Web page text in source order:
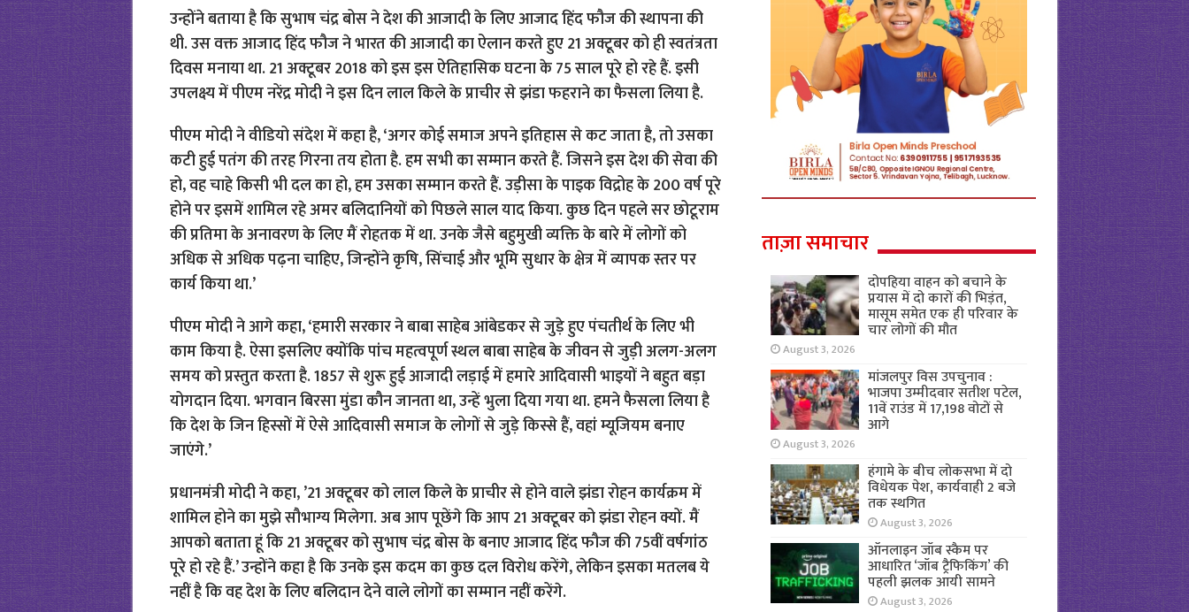
उन्होंने बताया है कि सुभाष चंद्र बोस ने देश की आजादी के लिए आजाद हिंद फौज की स्थापना की
थी. उस वक्त आजाद हिंद फौज ने भारत की आजादी का ऐलान करते हुए 21 अक्टूबर को ही स्वतंत्रता
दिवस मनाया था. 21 अक्टूबर 2018 को इस इस ऐतिहासिक घटना के 75 साल पूरे हो रहे हैं. इसी
उपलक्ष्य में पीएम नरेंद्र मोदी ने इस दिन लाल किले के प्राचीर से झंडा फहराने का फैसला लिया है.
पीएम मोदी ने वीडियो संदेश में कहा है, ‘अगर कोई समाज अपने इतिहास से कट जाता है, तो उसका
कटी हुई पतंग की तरह गिरना तय होता है. हम सभी का सम्मान करते हैं. जिसने इस देश की सेवा की
हो, वह चाहे किसी भी दल का हो, हम उसका सम्मान करते हैं. उड़ीसा के पाइक विद्रोह के 200 वर्ष पूरे
होने पर इसमें शामिल रहे अमर बलिदानियों को पिछले साल याद किया. कुछ दिन पहले सर छोटूराम
की प्रतिमा के अनावरण के लिए मैं रोहतक में था. उनके जैसे बहुमुखी व्यक्ति के बारे में लोगों को
अधिक से अधिक पढ़ना चाहिए, जिन्होंने कृषि, सिंचाई और भूमि सुधार के क्षेत्र में व्यापक स्तर पर
कार्य किया था.’
पीएम मोदी ने आगे कहा, ‘हमारी सरकार ने बाबा साहेब आंबेडकर से जुड़े हुए पंचतीर्थ के लिए भी
काम किया है. ऐसा इसलिए क्योंकि पांच महत्वपूर्ण स्थल बाबा साहेब के जीवन से जुड़ी अलग-अलग
समय को प्रस्तुत करता है. 1857 से शुरू हुई आजादी लड़ाई में हमारे आदिवासी भाइयों ने बहुत बड़ा
योगदान दिया. भगवान बिरसा मुंडा कौन जानता था, उन्हें भुला दिया गया था. हमने फैसला लिया है
कि देश के जिन हिस्सों में ऐसे आदिवासी समाज के लोगों से जुड़े किस्से हैं, वहां म्यूजियम बनाए
जाएंगे.’
प्रधानमंत्री मोदी ने कहा, ’21 अक्टूबर को लाल किले के प्राचीर से होने वाले झंडा रोहन कार्यक्रम में
शामिल होने का मुझे सौभाग्य मिलेगा. अब आप पूछेंगे कि आप 21 अक्टूबर को झंडा रोहन क्यों. मैं
आपको बताता हूं कि 21 अक्टूबर को सुभाष चंद्र बोस के बनाए आजाद हिंद फौज की 75वीं वर्षगांठ
पूरे हो रहे हैं.’ उन्होंने कहा है कि उनके इस कदम का कुछ दल विरोध करेंगे, लेकिन इसका मतलब ये
नहीं है कि वह देश के लिए बलिदान देने वाले लोगों का सम्मान नहीं करेंगे.
ताज़ा समाचार
दोपहिया वाहन को बचाने के
प्रयास में दो कारों की भिड़ंत,
मासूम समेत एक ही परिवार के
चार लोगों की मौत
August 3, 2026
मांजलपुर विस उपचुनाव :
भाजपा उम्मीदवार सतीश पटेल,
11वें राउंड में 17,198 वोटों से
आगे
August 3, 2026
हंगामे के बीच लोकसभा में दो
विधेयक पेश, कार्यवाही 2 बजे
तक स्थगित
August 3, 2026
ऑनलाइन जॉब स्कैम पर
आधारित ‘जॉब ट्रैफिकिंग’ की
पहली झलक आयी सामने
August 3, 2026